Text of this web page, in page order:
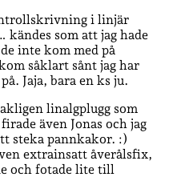
i linjär
kändes som att jag hade
inte kom med på
såklart sånt jag har
Jaja, bara en ks ju.
linalgplugg som
även Jonas och jag
steka pannkakor. :)
extrainsatt åverålsfix,
och fotade lite till